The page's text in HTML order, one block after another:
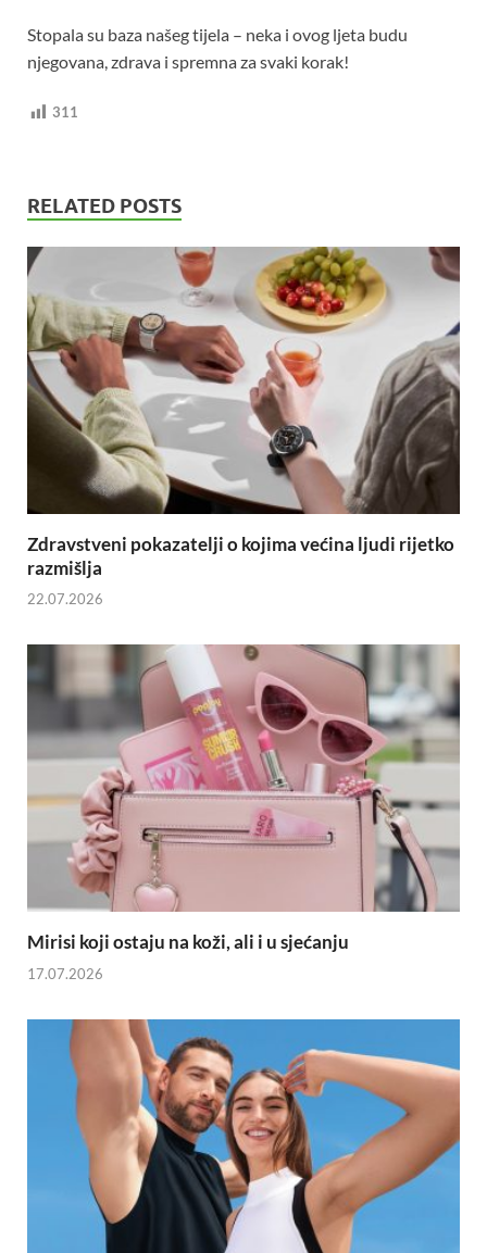
Stopala su baza našeg tijela – neka i ovog ljeta budu
njegovana, zdrava i spremna za svaki korak!
311
RELATED POSTS
Zdravstveni pokazatelji o kojima većina ljudi rijetko
razmišlja
22.07.2026
Mirisi koji ostaju na koži, ali i u sjećanju
17.07.2026